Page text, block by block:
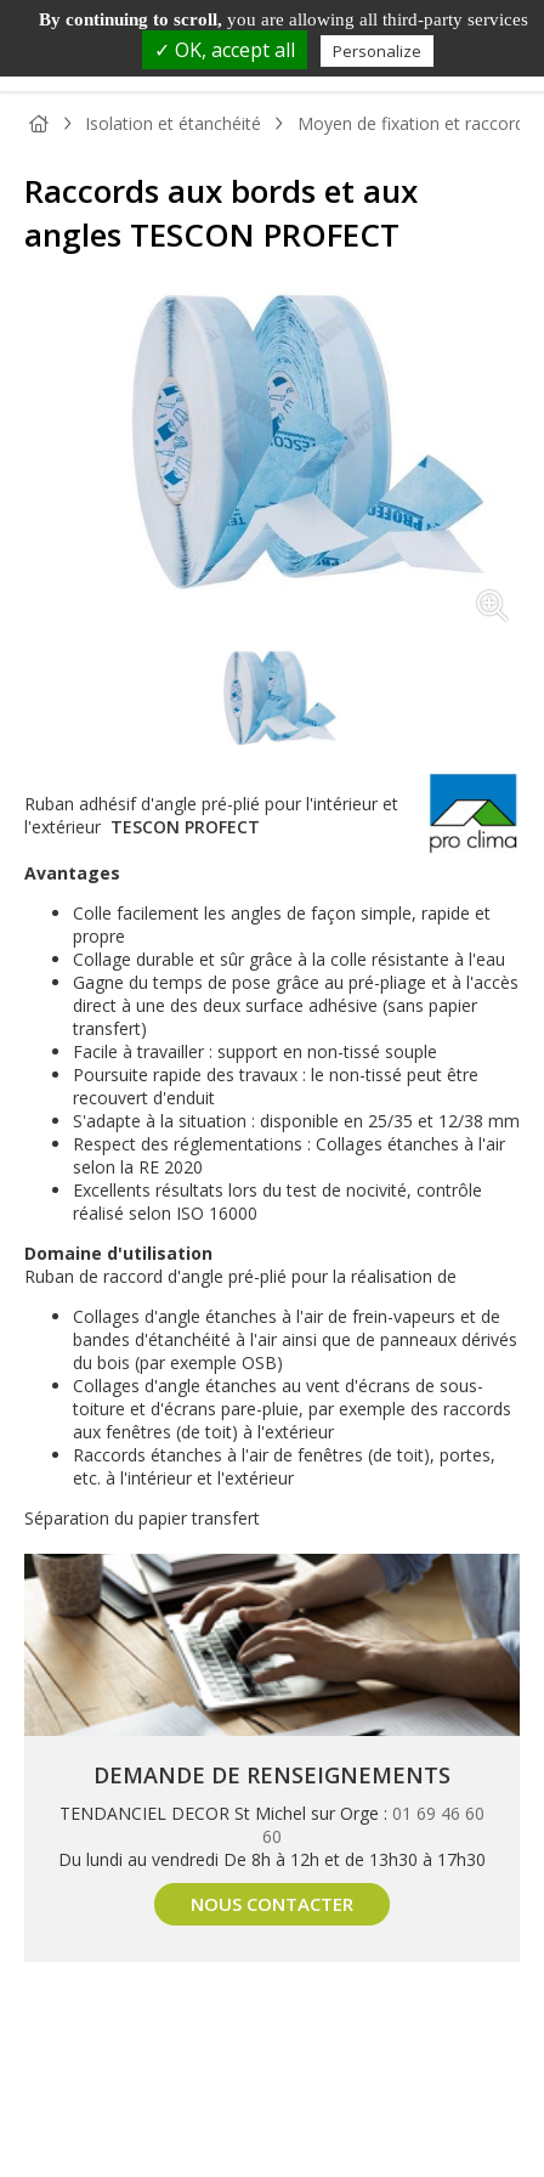
PANNEAU
DÉCORATIF
PARQUET
ET SOL
STRATIFIÉ
BOIS DE
MENUISERIE
Isolation et étanchéité Moyen de fixation et raccords
Raccords aux bords et aux
angles TESCON PROFECT
Ruban adhésif d'angle pré-plié pour l'intérieur et
l'extérieur TESCON PROFECT
Avantages
Colle facilement les angles de façon simple, rapide et
propre
Collage durable et sûr grâce à la colle résistante à l'eau
Gagne du temps de pose grâce au pré-pliage et à l'accès
direct à une des deux surface adhésive (sans papier
transfert)
Facile à travailler : support en non-tissé souple
Poursuite rapide des travaux : le non-tissé peut être
recouvert d'enduit
S'adapte à la situation : disponible en 25/35 et 12/38 mm
Respect des réglementations : Collages étanches à l'air
selon la RE 2020
Excellents résultats lors du test de nocivité, contrôle
réalisé selon ISO 16000
Domaine d'utilisation
Ruban de raccord d'angle pré-plié pour la réalisation de
Collages d'angle étanches à l'air de frein-vapeurs et de
bandes d'étanchéité à l'air ainsi que de panneaux dérivés
du bois (par exemple OSB)
Collages d'angle étanches au vent d'écrans de sous-
toiture et d'écrans pare-pluie, par exemple des raccords
aux fenêtres (de toit) à l'extérieur
Raccords étanches à l'air de fenêtres (de toit), portes,
etc. à l'intérieur et l'extérieur
Séparation du papier transfert
DEMANDE DE RENSEIGNEMENTS
TENDANCIEL DECOR St Michel sur Orge : 01 69 46 60
60
Du lundi au vendredi De 8h à 12h et de 13h30 à 17h30
NOUS CONTACTER
By continuing to scroll, you are allowing all third-party services
✓ OK, accept all Personalize